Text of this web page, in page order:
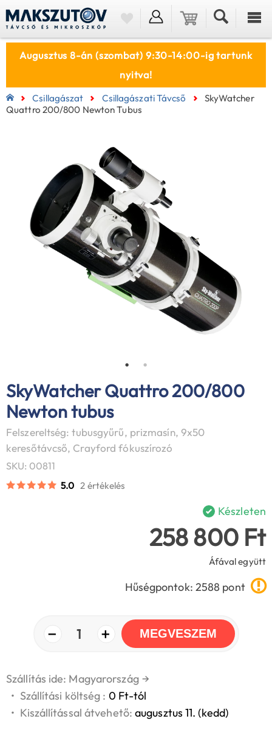
Augusztus 8-án (szombat) 9:30-14:00-ig tartunk
nyitva!
Csillagászat Csillagászati Távcső
SkyWatcher
Quattro 200/800 Newton Tubus
SkyWatcher Quattro 200/800
Newton tubus
Felszereltség: tubusgyűrű, prizmasín, 9x50
keresőtávcső, Crayford fókuszírozó
SKU: 00811
5.0 2 értékelés
Készleten
258 800 Ft
Áfával együtt
Hűségpontok: 2588 pont
− 1 + MEGVESZEM
Szállítás ide: Magyarország →
• Szállítási költség : 0 Ft-tól
• Kiszállítással átvehető:augusztus 11. (kedd)